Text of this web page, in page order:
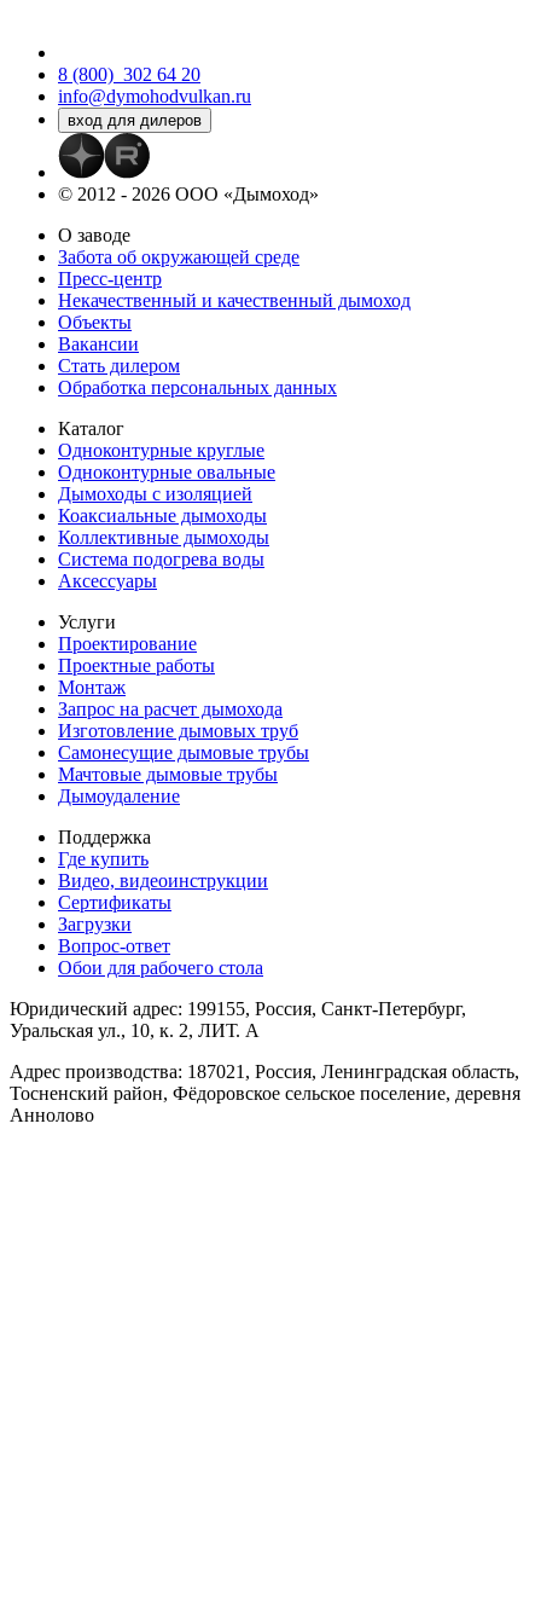
8 (800) 302 64 20
info@dymohodvulkan.ru
© 2012 - 2026 ООО «Дымоход»
О заводе
Забота об окружающей среде
Пресс-центр
Некачественный и качественный дымоход
Объекты
Вакансии
Стать дилером
Обработка персональных данных
Каталог
Одноконтурные круглые
Одноконтурные овальные
Дымоходы с изоляцией
Коаксиальные дымоходы
Коллективные дымоходы
Система подогрева воды
Аксессуары
Услуги
Проектирование
Проектные работы
Монтаж
Запрос на расчет дымохода
Изготовление дымовых труб
Самонесущие дымовые трубы
Мачтовые дымовые трубы
Дымоудаление
Поддержка
Где купить
Видео, видеоинструкции
Сертификаты
Загрузки
Вопрос-ответ
Обои для рабочего стола
Юридический адрес: 199155, Россия, Санкт-Петербург,
Уральская ул., 10, к. 2, ЛИТ. А
Адрес производства: 187021, Россия, Ленинградская область,
Тосненский район, Фёдоровское сельское поселение, деревня
Аннолово